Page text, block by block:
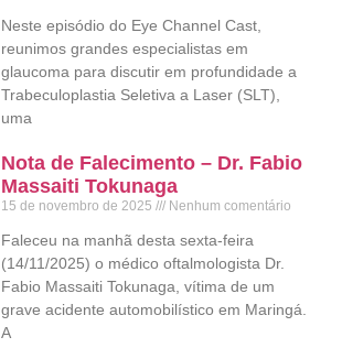
Neste episódio do Eye Channel Cast,
reunimos grandes especialistas em
glaucoma para discutir em profundidade a
Trabeculoplastia Seletiva a Laser (SLT),
uma
Nota de Falecimento – Dr. Fabio
Massaiti Tokunaga
15 de novembro de 2025 Nenhum comentário
Faleceu na manhã desta sexta-feira
(14/11/2025) o médico oftalmologista Dr.
Fabio Massaiti Tokunaga, vítima de um
grave acidente automobilístico em Maringá.
A